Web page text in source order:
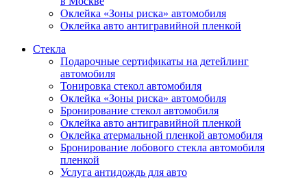
Оклейка «Зоны риска» автомобиля
Оклейка авто антигравийной пленкой
Стекла
Подарочные сертификаты на детейлинг
автомобиля
Тонировка стекол автомобиля
Оклейка «Зоны риска» автомобиля
Бронирование стекол автомобиля
Оклейка авто антигравийной пленкой
Оклейка атермальной пленкой автомобиля
Бронирование лобового стекла автомобиля
пленкой
Услуга антидождь для авто